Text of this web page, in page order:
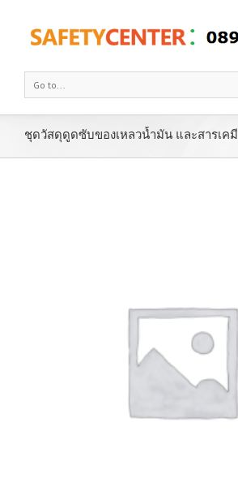
Go to...
ชุดวัสดุดูดซับของเหลวน้ำมัน และสารเคมี